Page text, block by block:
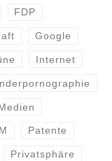
FDP
Google
Internet
Patente
Privatsphäre